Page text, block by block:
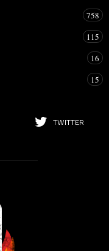
758
115
16
15
TWITTER